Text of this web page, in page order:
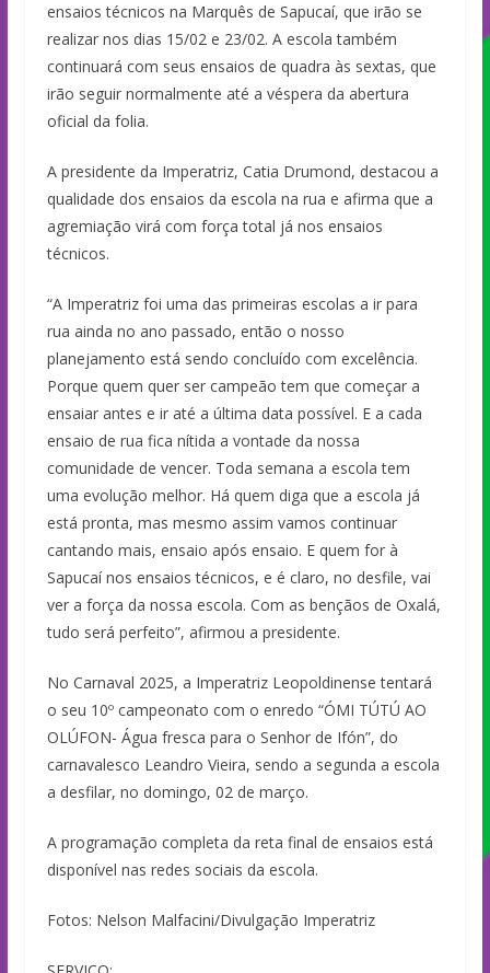
ensaios técnicos na Marquês de Sapucaí, que irão se
realizar nos dias 15/02 e 23/02. A escola também
continuará com seus ensaios de quadra às sextas, que
irão seguir normalmente até a véspera da abertura
oficial da folia.
A presidente da Imperatriz, Catia Drumond, destacou a
qualidade dos ensaios da escola na rua e afirma que a
agremiação virá com força total já nos ensaios
técnicos.
“A Imperatriz foi uma das primeiras escolas a ir para
rua ainda no ano passado, então o nosso
planejamento está sendo concluído com excelência.
Porque quem quer ser campeão tem que começar a
ensaiar antes e ir até a última data possível. E a cada
ensaio de rua fica nítida a vontade da nossa
comunidade de vencer. Toda semana a escola tem
uma evolução melhor. Há quem diga que a escola já
está pronta, mas mesmo assim vamos continuar
cantando mais, ensaio após ensaio. E quem for à
Sapucaí nos ensaios técnicos, e é claro, no desfile, vai
ver a força da nossa escola. Com as bençãos de Oxalá,
tudo será perfeito”, afirmou a presidente.
No Carnaval 2025, a Imperatriz Leopoldinense tentará
o seu 10º campeonato com o enredo “ÓMI TÚTÚ AO
OLÚFON- Água fresca para o Senhor de Ifón”, do
carnavalesco Leandro Vieira, sendo a segunda a escola
a desfilar, no domingo, 02 de março.
A programação completa da reta final de ensaios está
disponível nas redes sociais da escola.
Fotos: Nelson Malfacini/Divulgação Imperatriz